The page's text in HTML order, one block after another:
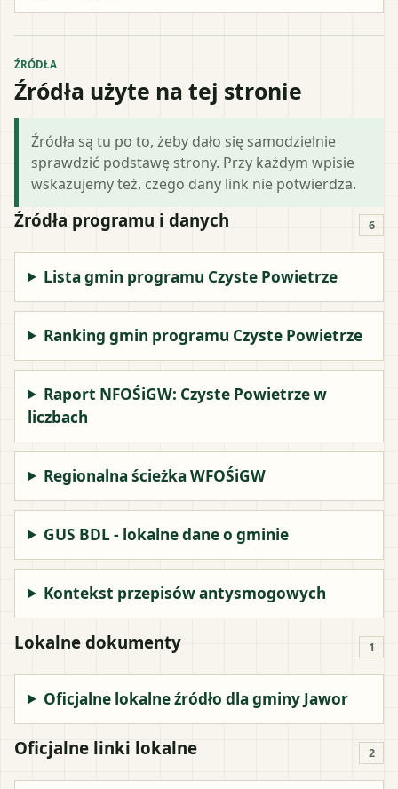
ŹRÓDŁA
Źródła użyte na tej stronie
Źródła są tu po to, żeby dało się samodzielnie
sprawdzić podstawę strony. Przy każdym wpisie
wskazujemy też, czego dany link nie potwierdza.
Źródła programu i danych 6
Lista gmin programu Czyste Powietrze
Ranking gmin programu Czyste Powietrze
Raport NFOŚiGW: Czyste Powietrze w
liczbach
Regionalna ścieżka WFOŚiGW
GUS BDL - lokalne dane o gminie
Kontekst przepisów antysmogowych
Lokalne dokumenty 1
Oficjalne lokalne źródło dla gminy Jawor
Oficjalne linki lokalne 2